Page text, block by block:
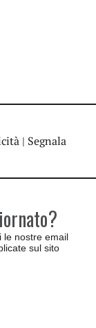
| Segnala
le nostre email
sul sito